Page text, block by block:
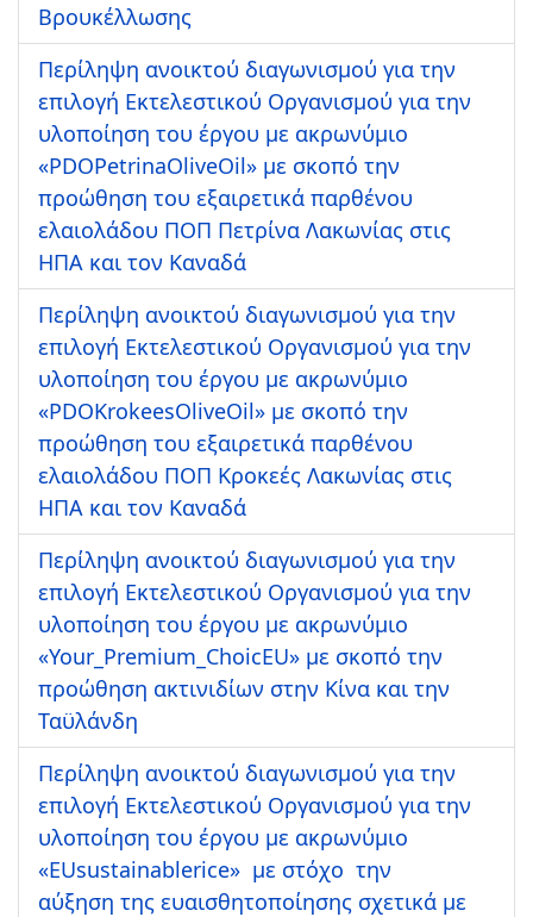
Βρουκέλλωσης
Περίληψη ανοικτού διαγωνισμού για την
επιλογή Εκτελεστικού Οργανισμού για την
υλοποίηση του έργου με ακρωνύμιο
«PDOPetrinaOliveOil» με σκοπό την
προώθηση του εξαιρετικά παρθένου
ελαιολάδου ΠΟΠ Πετρίνα Λακωνίας στις
ΗΠΑ και τον Καναδά
Περίληψη ανοικτού διαγωνισμού για την
επιλογή Εκτελεστικού Οργανισμού για την
υλοποίηση του έργου με ακρωνύμιο
«PDOKrokeesOliveOil» με σκοπό την
προώθηση του εξαιρετικά παρθένου
ελαιολάδου ΠΟΠ Κροκεές Λακωνίας στις
ΗΠΑ και τον Καναδά
Περίληψη ανοικτού διαγωνισμού για την
επιλογή Εκτελεστικού Οργανισμού για την
υλοποίηση του έργου με ακρωνύμιο
«Your_Premium_ChoicEU» με σκοπό την
προώθηση ακτινιδίων στην Κίνα και την
Ταϋλάνδη
Περίληψη ανοικτού διαγωνισμού για την
επιλογή Εκτελεστικού Οργανισμού για την
υλοποίηση του έργου με ακρωνύμιο
«EUsustainablerice» με στόχο την
αύξηση της ευαισθητοποίησης σχετικά με